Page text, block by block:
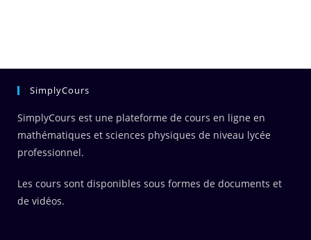
SimplyCours
SimplyCours est une plateforme de cours en ligne en
mathématiques et sciences physiques de niveau lycée
professionnel.
Les cours sont disponibles sous formes de documents et
de vidéos.